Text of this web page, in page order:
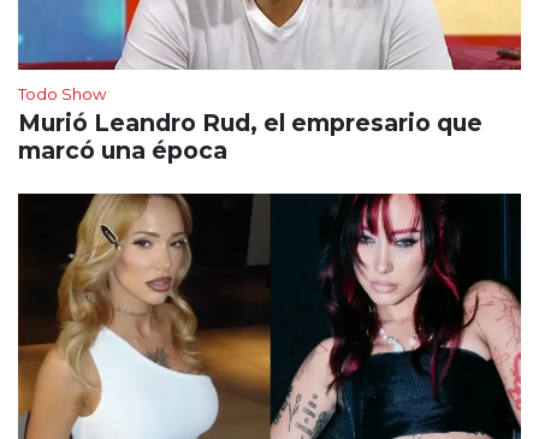
Todo Show
Murió Leandro Rud, el empresario que
marcó una época